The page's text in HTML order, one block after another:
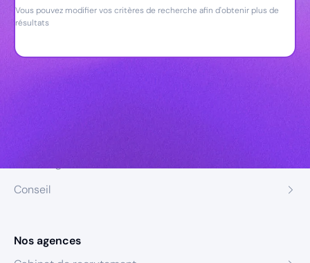
Vous pouvez modifier vos critères de recherche afin d'obtenir plus de
résultats
Conseil
Nos agences